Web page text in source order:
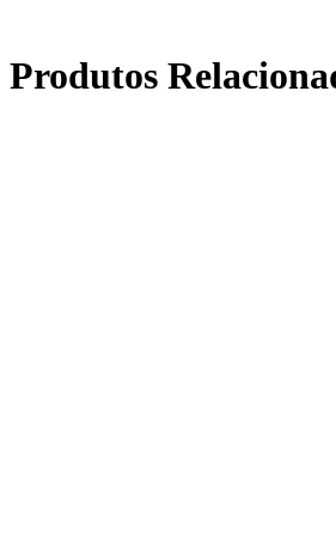
Produtos